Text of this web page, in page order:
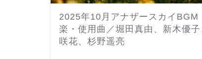
2025年10月アナザースカイBGM
楽・使用曲／堀田真由、新木優
咲花、杉野遥亮